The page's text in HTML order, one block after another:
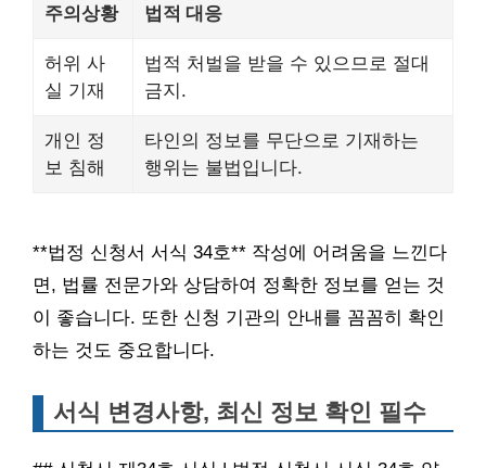
주의상황 법적 대응
허위 사
실 기재
법적 처벌을 받을 수 있으므로 절대
금지.
개인 정
보 침해
타인의 정보를 무단으로 기재하는
행위는 불법입니다.
**법정 신청서 서식 34호** 작성에 어려움을 느낀다
면, 법률 전문가와 상담하여 정확한 정보를 얻는 것
이 좋습니다. 또한 신청 기관의 안내를 꼼꼼히 확인
하는 것도 중요합니다.
서식 변경사항, 최신 정보 확인 필수